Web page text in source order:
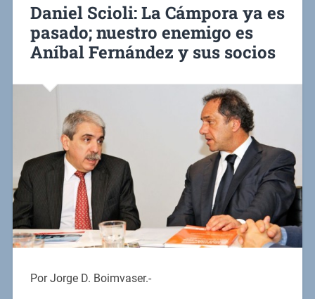
Daniel Scioli: La Cámpora ya es
pasado; nuestro enemigo es
Aníbal Fernández y sus socios
Por Jorge D. Boimvaser.-